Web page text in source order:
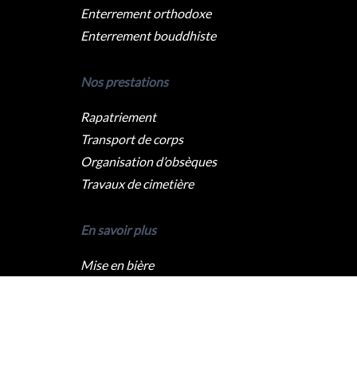
Enterrement orthodoxe
Enterrement bouddhiste
Nos prestations
Rapatriement
Transport de corps
Organisation d’obsèques
Travaux de cimetière
En savoir plus
Mise en bière